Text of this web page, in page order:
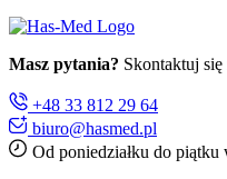
Masz pytania? Skontaktuj się
+48 33 812 29 64
biuro@hasmed.pl
Od poniedziałku do